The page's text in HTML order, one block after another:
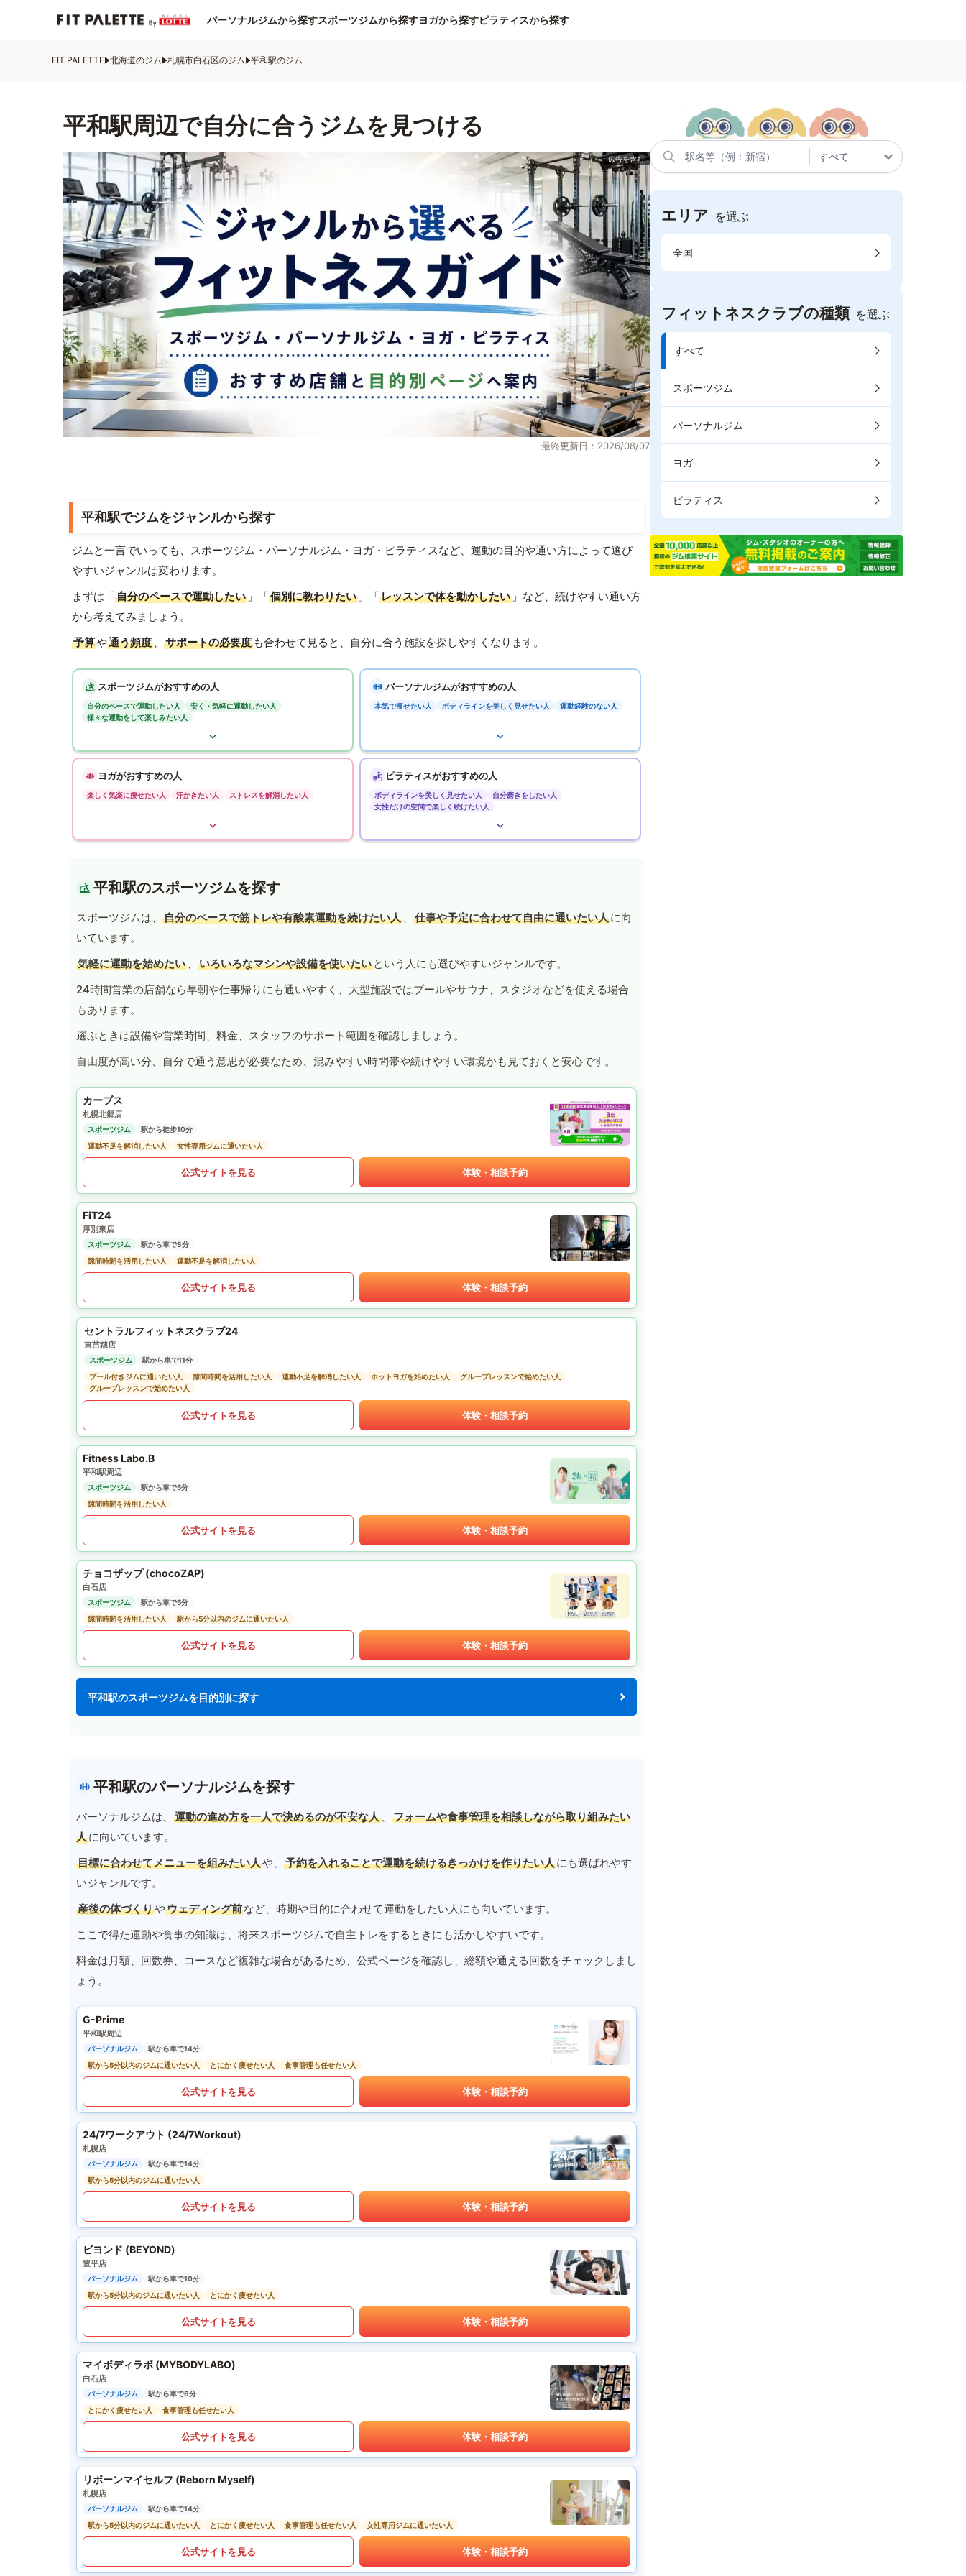
パーソナルジムから探すスポーツジムから探すヨガから探すピラティスから探す
FIT PALETTE 北海道のジム 札幌市白石区のジム 平和駅のジム
平和駅周辺で自分に合うジムを見つける
最終更新日：2026/08/07
平和駅でジムをジャンルから探す
ジムと一言でいっても、スポーツジム・パーソナルジム・ヨガ・ピラティスなど、運動の目的や通い方によって選び
やすいジャンルは変わります。
まずは「自分のペースで運動したい 」「個別に教わりたい 」「レッスンで体を動かしたい 」など、続けやすい通い方
から考えてみましょう。
予算や通う頻度 、 サポートの必要度 も合わせて見ると、自分に合う施設を探しやすくなります。
スポーツジムがおすすめの人
自分のペースで運動したい人
安く・気軽に運動したい人
様々な運動をして楽しみたい人
パーソナルジムがおすすめの人
本気で痩せたい人 ボディラインを美しく見せたい人 運動経験のない人
ヨガがおすすめの人
楽しく気楽に痩せたい人 汗かきたい人 ストレスを解消したい人
ピラティスがおすすめの人
ボディラインを美しく見せたい人
自分磨きをしたい人
女性だけの空間で楽しく続けたい人
平和駅のスポーツジムを探す
スポーツジムは、 自分のペースで筋トレや有酸素運動を続けたい人 、 仕事や予定に合わせて自由に通いたい人に向
いています。
気軽に運動を始めたい 、 いろいろなマシンや設備を使いたい という人にも選びやすいジャンルです。
24時間営業の店舗なら早朝や仕事帰りにも通いやすく、大型施設ではプールやサウナ、スタジオなどを使える場合
もあります。
選ぶときは設備や営業時間、料金、スタッフのサポート範囲を確認しましょう。
自由度が高い分、自分で通う意思が必要なため、混みやすい時間帯や続けやすい環境かも見ておくと安心です。
カーブス
札幌北郷店
スポーツジム
駅から徒歩10分
運動不足を解消したい人
女性専用ジムに通いたい人
公式サイトを見る 体験・相談予約
FiT24
厚別東店
スポーツジム
駅から車で8分
隙間時間を活用したい人
運動不足を解消したい人
公式サイトを見る 体験・相談予約
セントラルフィットネスクラブ24
東苗穂店
スポーツジム
駅から車で11分
プール付きジムに通いたい人
隙間時間を活用したい人 運動不足を解消したい人 ホットヨガを始めたい人
グループレッスンで始めたい人
グループレッスンで始めたい人
公式サイトを見る 体験・相談予約
Fitness Labo.B
平和駅周辺
スポーツジム
駅から車で5分
隙間時間を活用したい人
公式サイトを見る 体験・相談予約
チョコザップ (chocoZAP)
白石店
スポーツジム
駅から車で5分
隙間時間を活用したい人
駅から5分以内のジムに通いたい人
公式サイトを見る 体験・相談予約
平和駅のスポーツジムを目的別に探す
平和駅のパーソナルジムを探す
パーソナルジムは、 運動の進め方を一人で決めるのが不安な人 、
フォームや食事管理を相談しながら取り組みたい
人に向いています。
目標に合わせてメニューを組みたい人や、 予約を入れることで運動を続けるきっかけを作りたい人にも選ばれやす
いジャンルです。
産後の体づくりやウェディング前など、時期や目的に合わせて運動をしたい人にも向いています。
ここで得た運動や食事の知識は、将来スポーツジムで自主トレをするときにも活かしやすいです。
料金は月額、回数券、コースなど複雑な場合があるため、公式ページを確認し、総額や通える回数をチェックしまし
ょう。
G-Prime
平和駅周辺
パーソナルジム
駅から車で14分
駅から5分以内のジムに通いたい人
とにかく痩せたい人 食事管理も任せたい人
公式サイトを見る 体験・相談予約
24/7ワークアウト (24/7Workout)
札幌店
パーソナルジム
駅から車で14分
駅から5分以内のジムに通いたい人
公式サイトを見る 体験・相談予約
ビヨンド (BEYOND)
豊平店
パーソナルジム
駅から車で10分
駅から5分以内のジムに通いたい人
とにかく痩せたい人
公式サイトを見る 体験・相談予約
マイボディラボ (MYBODYLABO)
白石店
パーソナルジム
駅から車で6分
とにかく痩せたい人
食事管理も任せたい人
公式サイトを見る 体験・相談予約
リボーンマイセルフ (Reborn Myself)
札幌店
パーソナルジム
駅から車で14分
駅から5分以内のジムに通いたい人
とにかく痩せたい人 食事管理も任せたい人 女性専用ジムに通いたい人
公式サイトを見る 体験・相談予約
エリア を選ぶ
全国
フィットネスクラブの種類 を選ぶ
すべて
スポーツジム
パーソナルジム
ヨガ
ピラティス